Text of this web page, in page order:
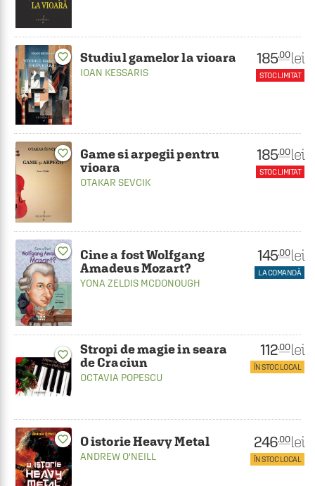
favorite_border Studiul gamelor la vioara
IOAN KESSARIS
185.00 lei
STOC LIMITAT
favorite_border
Game si arpegii pentru
vioara
OTAKAR SEVCIK
185.00 lei
STOC LIMITAT
favorite_border
Cine a fost Wolfgang
Amadeus Mozart?
YONA ZELDIS MCDONOUGH
145.00 lei
LA COMANDĂ
favorite_border
Stropi de magie in seara
de Craciun
OCTAVIA POPESCU
112.00 lei
ÎN STOC LOCAL
favorite_border O istorie Heavy Metal
ANDREW O'NEILL
246.00 lei
ÎN STOC LOCAL